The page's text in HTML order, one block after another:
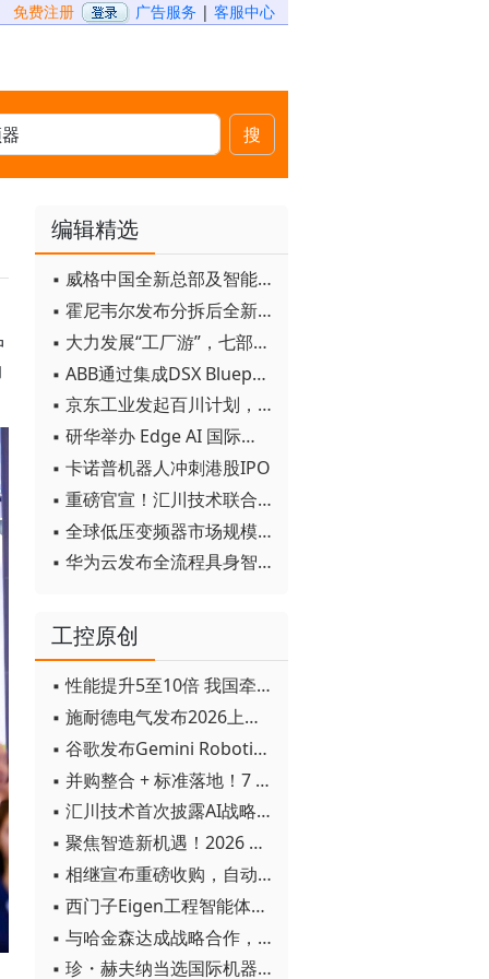
免费注册 广告服务 | 客服中心
搜
编辑精选
▪ 威格中国全新总部及智能工厂启用
▪ 霍尼韦尔发布分拆后全新品牌：霍尼韦尔科技与霍尼韦尔航空航天
▪ 大力发展“工厂游”，七部门联合发文！
▪ ABB通过集成DSX Blueprint AI基础设施，扩大与英伟达的合作
▪ 京东工业发起百川计划， 构建工业大模型新生态
▪ 研华举办 Edge AI 国际论坛
▪ 卡诺普机器人冲刺港股IPO
▪ 重磅官宣！汇川技术联合发起 D12 联盟，开创产教融合新范式
▪ 全球低压变频器市场规模2030年将超170亿美元
▪ 华为云发布全流程具身智能开发平台CloudRobo
工控原创
▪ 性能提升5至10倍 我国牵头制定的WiTSnet工业以太网国际标准正式发布
▪ 施耐德电气发布2026上半年可持续发展成绩单 "Impact 2030"路线图开局稳健
▪ 谷歌发布Gemini Robotics 2模型 实现人形机器人全身智能控制突破
▪ 并购整合 + 标准落地！7 月工业自动化产业动态速递
▪ 汇川技术首次披露AI战略进展：从两个方面推动“AI业务化”落地
▪ 聚焦智造新机遇！2026 青岛数字化及智能制造技术论坛圆满落幕
▪ 相继宣布重磅收购，自动化巨头新一轮并购潮剑指何方？
▪ 西门子Eigen工程智能体落地中国，工业AI跨越物理世界“确定性”拐点
▪ 与哈金森达成战略合作，乐聚机器人何以持续获得工业巨头青睐？
▪ 珍・赫夫纳当选国际机器人联合会新任主席